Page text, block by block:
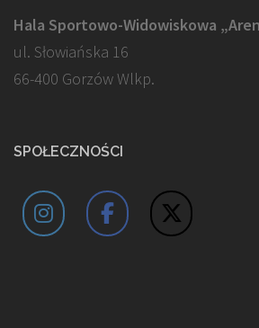
Hala Sportowo-Widowiskowa
ul. Słowiańska 16
66-400 Gorzów Wlkp.
SPOŁECZNOŚCI